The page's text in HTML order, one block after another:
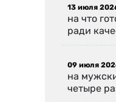
13 июля
на что
ради
09 июля
на
четыре